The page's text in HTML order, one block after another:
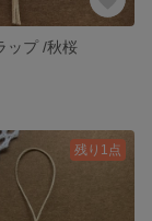
ップ /秋桜
残り1点